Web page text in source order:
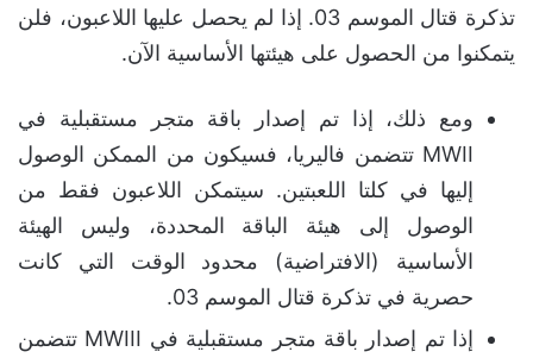
تذكرة قتال الموسم 03. إذا لم يحصل عليها اللاعبون، فلن
يتمكنوا من الحصول على هيئتها الأساسية الآن.
ومع ذلك، إذا تم إصدار باقة متجر مستقبلية في
MWII تتضمن فاليريا، فسيكون من الممكن الوصول
إليها في كلتا اللعبتين. سيتمكن اللاعبون فقط من
الوصول إلى هيئة الباقة المحددة، وليس الهيئة
الأساسية (الافتراضية) محدود الوقت التي كانت
حصرية في تذكرة قتال الموسم 03.
إذا تم إصدار باقة متجر مستقبلية في MWIII تتضمن